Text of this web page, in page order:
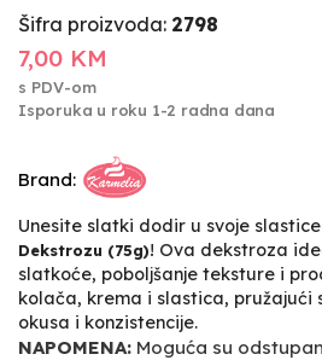
Šifra proizvoda: 2798
7,00 KM
s PDV-om
Isporuka u roku 1-2 radna dana
Brand:
Unesite slatki dodir u svoje
Dekstrozu (75g)! Ova dekstroza
slatkoće, poboljšanje teksture i
kolača, krema i slastica, pružajući
okusa i konzistencije.
NAPOMENA: Moguća su